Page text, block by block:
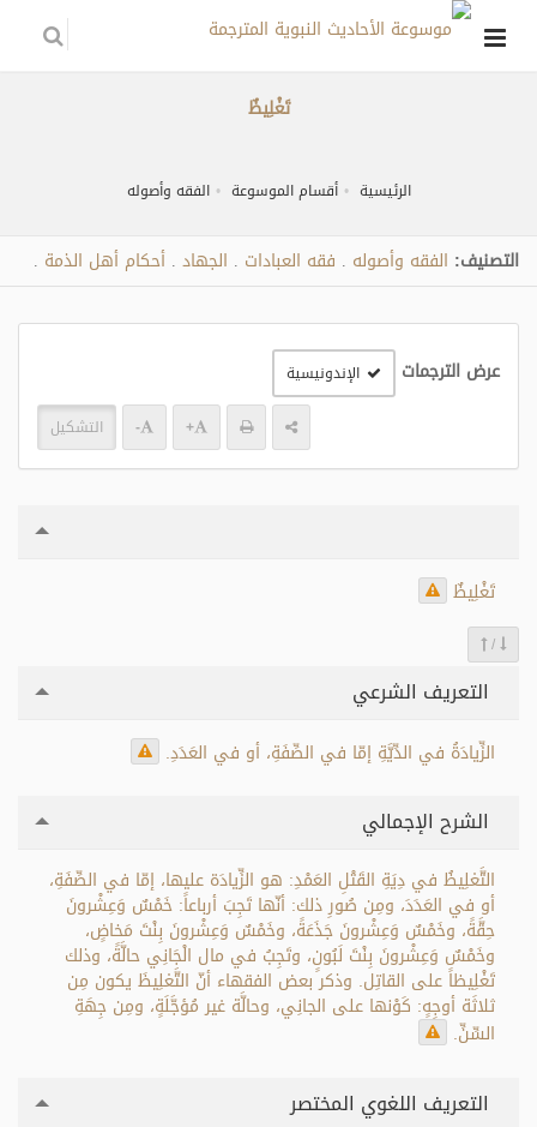
تَغْلِيظٌ
الرئيسية أقسام الموسوعة الفقه وأصوله
التصنيف: الفقه وأصوله فقه العبادات الجهاد أحكام أهل الذمة
عرض الترجمات الإندونيسية
+
- التشكيل
تَغْلِيظٌ
/
التعريف الشرعي
الزِّيادَةُ في الدِّيَّةِ إمّا في الصِّفَةِ، أو في العَدَدِ.
الشرح الإجمالي
التَّغلِيظُ في دِيَةِ القَتْلِ العَمْدِ: هو الزِّيادَة عليها، إمّا في الصِّفَةِ،
أو في العَدَدَ، ومِن صُورِ ذلك: أنّها تَجِبَ أرباعاً: خَمْسٌ وَعِشْرونَ
حِقَّةً، وخَمْسٌ وَعِشْرونَ جَذَعَةً، وخَمْسٌ وَعِشْرونَ بِنْتَ مَخاضٍ،
وخَمْسٌ وَعِشْرونَ بِنْتَ لَبُونٍ، وتَجِبُ في مال الْجَانِي حالَّةً، وذلك
تَغْلِيظاً على القاتِل. وذكر بعض الفقهاء أنّ التَّغلِيظَ يكون مِن
ثلاثَة أوجِهٍ: كَوْنها على الجانِي، وحالَّة غير مُؤجَّلَةٍ، ومِن جِهَةِ
السِّنِّ.
التعريف اللغوي المختصر